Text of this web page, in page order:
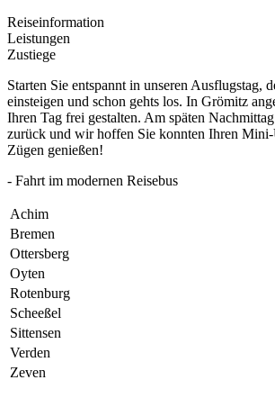
Reiseinformation
Leistungen
Zustiege
Starten Sie entspannt in unseren Ausflugstag,
einsteigen und schon gehts los. In Grömitz
Ihren Tag frei gestalten. Am späten
zurück und wir hoffen Sie konnten Ihren
Zügen genießen!
- Fahrt im modernen Reisebus
Achim
Bremen
Ottersberg
Oyten
Rotenburg
Scheeßel
Sittensen
Verden
Zeven